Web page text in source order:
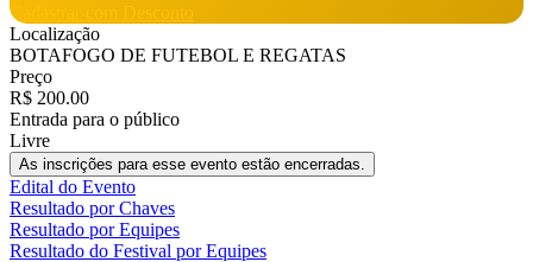
Cadastrar com Desconto
Localização
BOTAFOGO DE FUTEBOL E REGATAS
Preço
R$ 200.00
Entrada para o público
Livre
As inscrições para esse evento estão encerradas.
Edital do Evento
Resultado por Chaves
Resultado por Equipes
Resultado do Festival por Equipes